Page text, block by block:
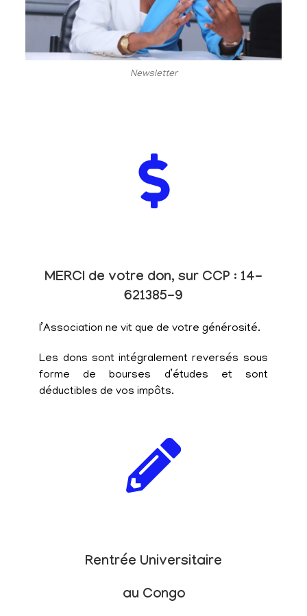
Newsletter
MERCI de votre don, sur CCP : 14-
621385-9
l’Association ne vit que de votre générosité.
Les dons sont intégralement reversés sous
forme de bourses d’études et sont
déductibles de vos impôts.
Rentrée Universitaire
au Congo